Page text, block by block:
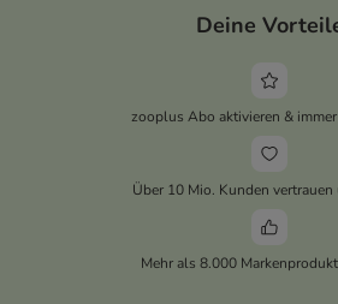
Deine
zooplus Abo aktivieren &
Über 10 Mio. Kunden vertrauen
Mehr als 8.000